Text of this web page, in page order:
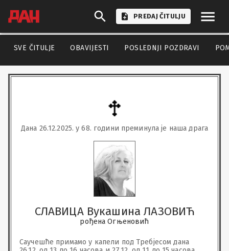
PREDAJ ČITULJU
SVE ČITULJE OBAVIJESTI POSLEDNJI POZDRAVI
Дана 26.12.2025. у 68. години преминула је наша драга
СЛАВИЦА Вукашина ЛАЗОВИЋ
рођена Огњеновић
Саучешће примамо у капели под Требјесом дана